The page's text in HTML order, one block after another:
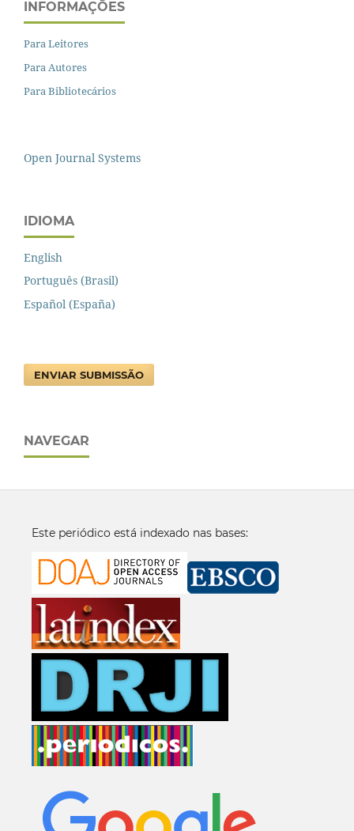
INFORMAÇÕES
Para Leitores
Para Autores
Para Bibliotecários
Open Journal Systems
IDIOMA
English
Português (Brasil)
Español (España)
ENVIAR SUBMISSÃO
NAVEGAR
Este periódico está indexado nas bases: